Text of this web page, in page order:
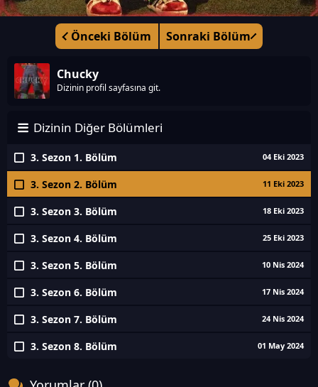
Önceki Bölüm Sonraki Bölüm
Chucky
Dizinin profil sayfasına git.
Dizinin Diğer Bölümleri
3. Sezon 1. Bölüm 04 Eki 2023
3. Sezon 2. Bölüm 11 Eki 2023
3. Sezon 3. Bölüm 18 Eki 2023
3. Sezon 4. Bölüm 25 Eki 2023
3. Sezon 5. Bölüm 10 Nis 2024
3. Sezon 6. Bölüm 17 Nis 2024
3. Sezon 7. Bölüm 24 Nis 2024
3. Sezon 8. Bölüm 01 May 2024